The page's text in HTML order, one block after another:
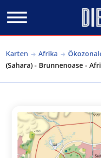
Karten Afrika
(Sahara) - Brunnenoase -